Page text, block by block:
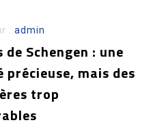
:admin
de Schengen : une
précieuse, mais des
trop